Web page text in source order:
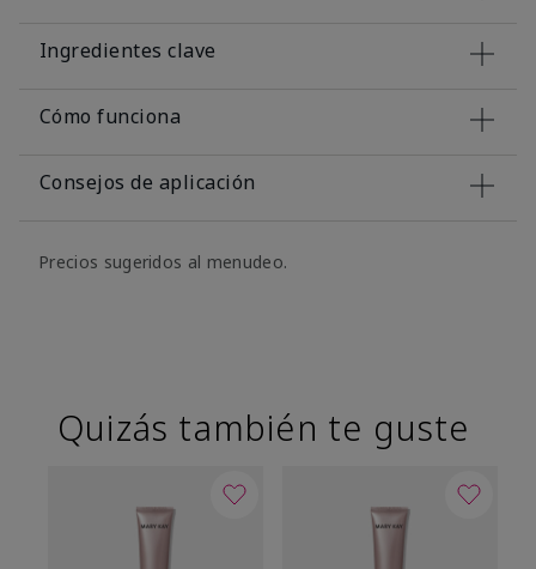
Ingredientes clave
Cómo funciona
Consejos de aplicación
Precios sugeridos al menudeo.
Quizás también te guste